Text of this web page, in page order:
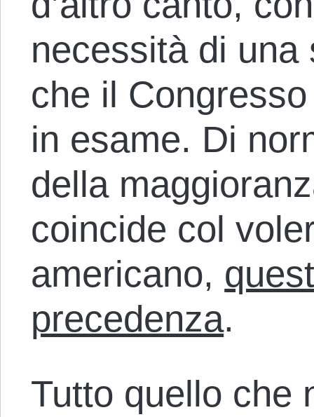
necessità di
che il
in esame. Di
della
coincide col
americano,
precedenza.
Tutto quello che